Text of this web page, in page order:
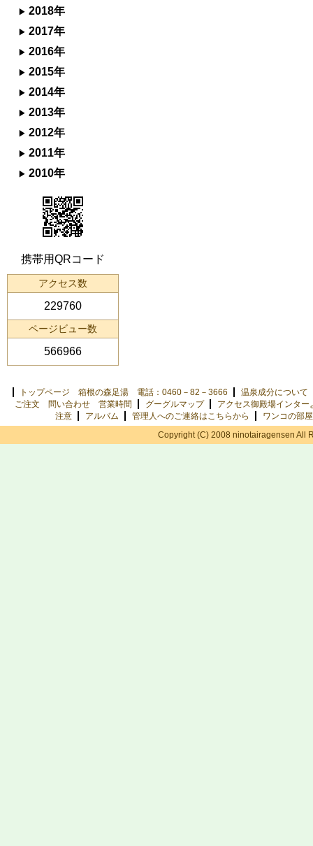
2018年
2017年
2016年
2015年
2014年
2013年
2012年
2011年
2010年
携帯用QRコード
アクセス数
229760
ページビュー数
566966
トップページ 箱根の森足湯 電話：0460－82－3666
温泉成分について
ご注文 問い合わせ 営業時間
グーグルマップ
アクセス御殿場インター
注意
アルバム 管理人へのご連絡はこちらから
ワンコの部屋
Copyright (C) 2008 ninotairagensen All